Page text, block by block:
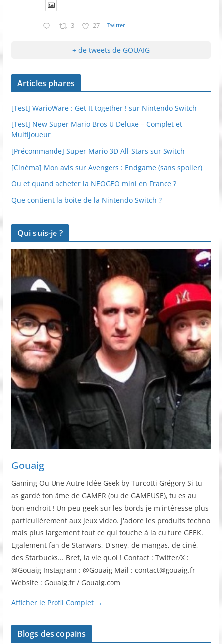
3 27 Twitter
+ de tweets de GOUAIG
Articles phares
[Test] WarioWare : Get It together ! sur Nintendo Switch
[Test] New Super Mario Bros U Deluxe – Complet et
Multijoueur
[Précommande] Super Mario 3D All-Stars sur Switch
[Cinéma] Mon avis sur Avengers : Endgame (sans spoiler)
Ou et quand acheter la NEOGEO mini en France ?
Que contient la boite de la Nintendo Switch ?
Qui suis-je ?
Gouaig
Gaming Ou Une Autre Idée Geek by Turcotti Grégory Si tu
as gardé ton âme de GAMER (ou de GAMEUSE), tu es au
bon endroit ! Un peu geek sur les bords je m'intéresse plus
particulièrement aux jeux vidéo. J'adore les produits techno
mais plus largement tout ce qui touche à la culture GEEK.
Egalement fan de Starwars, Disney, de mangas, de ciné,
des Starbucks... Bref, la vie quoi ! Contact : Twitter/X :
@Gouaig Instagram : @Gouaig Mail : contact@gouaig.fr
Website : Gouaig.fr / Gouaig.com
Afficher le Profil Complet →
Blogs des copains